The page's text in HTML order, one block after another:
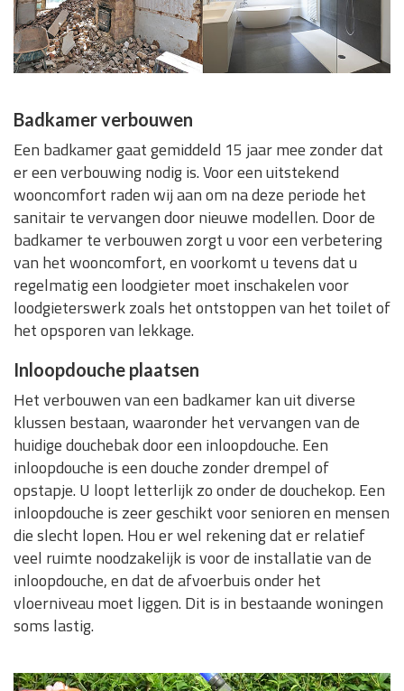
Badkamer verbouwen
Een badkamer gaat gemiddeld 15 jaar mee zonder dat
er een verbouwing nodig is. Voor een uitstekend
wooncomfort raden wij aan om na deze periode het
sanitair te vervangen door nieuwe modellen. Door de
badkamer te verbouwen zorgt u voor een verbetering
van het wooncomfort, en voorkomt u tevens dat u
regelmatig een loodgieter moet inschakelen voor
loodgieterswerk zoals het ontstoppen van het toilet of
het opsporen van lekkage.
Inloopdouche plaatsen
Het verbouwen van een badkamer kan uit diverse
klussen bestaan, waaronder het vervangen van de
huidige douchebak door een inloopdouche. Een
inloopdouche is een douche zonder drempel of
opstapje. U loopt letterlijk zo onder de douchekop. Een
inloopdouche is zeer geschikt voor senioren en mensen
die slecht lopen. Hou er wel rekening dat er relatief
veel ruimte noodzakelijk is voor de installatie van de
inloopdouche, en dat de afvoerbuis onder het
vloerniveau moet liggen. Dit is in bestaande woningen
soms lastig.